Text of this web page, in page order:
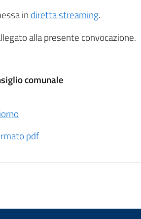
in diretta streaming.
alla presente convocazione.
comunale
pdf